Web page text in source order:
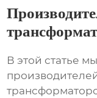
В этой статье